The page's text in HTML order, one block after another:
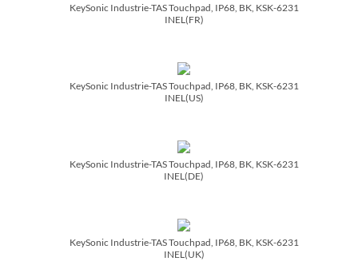
KeySonic Industrie-TAS Touchpad, IP68, BK, KSK-6231
INEL(FR)
KeySonic Industrie-TAS Touchpad, IP68, BK, KSK-6231
INEL(US)
KeySonic Industrie-TAS Touchpad, IP68, BK, KSK-6231
INEL(DE)
KeySonic Industrie-TAS Touchpad, IP68, BK, KSK-6231
INEL(UK)